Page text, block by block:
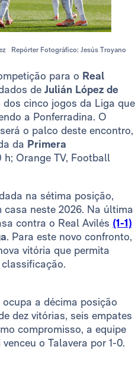
Repórter Fotográfico: Jesús Troyano
para o Real
de Julián López de
cinco jogos da Liga que
a Ponferradina. O
será o palco deste encontro,
da Primera
h; Orange TV, Football
na sétima posição,
neste 2026. Na última
contra o Real Avilés (1-1)
. Para este novo confronto,
vitória que permita
a décima posição
dez vitórias, seis empates
compromisso, a equipe
o Talavera por 1-0.